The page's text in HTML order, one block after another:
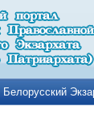
Белорусский